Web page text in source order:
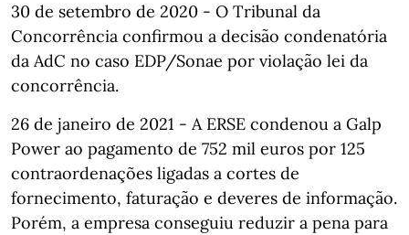
30 de setembro de 2020 - O Tribunal da
Concorrência confirmou a decisão condenatória
da AdC no caso EDP/Sonae por violação lei da
concorrência.
26 de janeiro de 2021 - A ERSE condenou a Galp
Power ao pagamento de 752 mil euros por 125
contraordenações ligadas a cortes de
fornecimento, faturação e deveres de informação.
Porém, a empresa conseguiu reduzir a pena para